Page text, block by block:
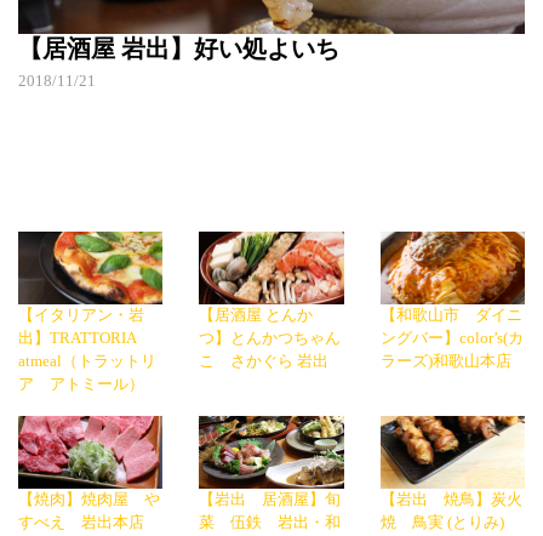
【居酒屋 岩出】好い処よいち
2018/11/21
【イタリアン・岩
出】TRATTORIA
atmeal（トラットリ
ア アトミール）
【居酒屋 とんか
つ】とんかつちゃん
こ さかぐら 岩出
【和歌山市 ダイニ
ングバー】color’s(カ
ラーズ)和歌山本店
【焼肉】焼肉屋 や
すべえ 岩出本店
【岩出 居酒屋】旬
菜 伍鉄 岩出・和
【岩出 焼鳥】炭火
焼 鳥実 (とりみ)